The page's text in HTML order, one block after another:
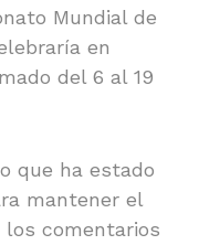
Mundial de
en
del 6 al 19
que ha estado
mantener el
comentarios